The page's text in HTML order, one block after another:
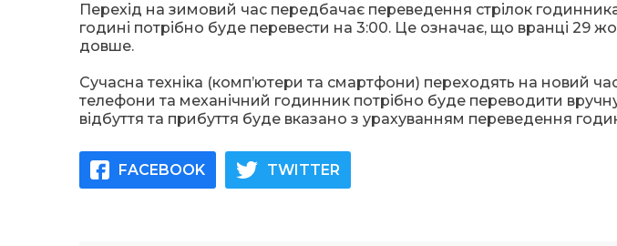
Перехід на зимовий час передбачає переведення стрілок
годині потрібно буде перевести на 3:00. Це означає, що вранці 29
довше.
Сучасна техніка (комп’ютери та смартфони) переходять на новий
телефони та механічний годинник потрібно буде переводити
відбуття та прибуття буде вказано з урахуванням переведення
FACEBOOK TWITTER